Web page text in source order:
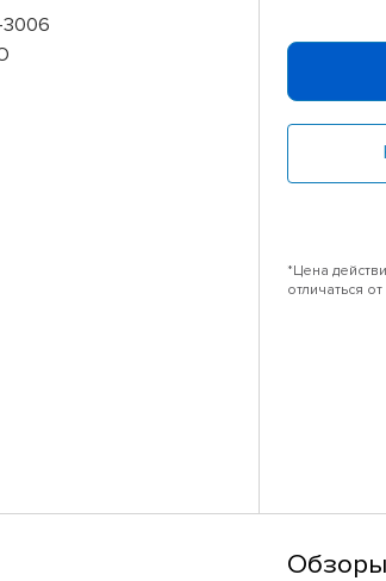
*Цена
отличаться